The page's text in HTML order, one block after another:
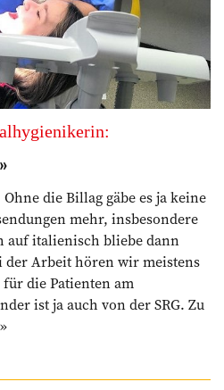
die Billag gäbe es ja keine
mehr, insbesondere
auf italienisch bliebe dann
Arbeit hören wir meistens
für die Patienten am
ist ja auch von der SRG. Zu